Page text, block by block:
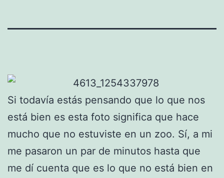
Si todavía estás pensando que lo que nos
está bien es esta foto significa que hace
mucho que no estuviste en un zoo. Sí, a mi
me pasaron un par de minutos hasta que
me dí cuenta que es lo que no está bien en